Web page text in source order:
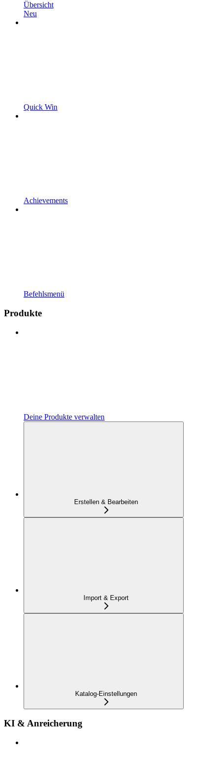
Übersicht
Neu
Quick Win
Achievements
Befehlsmenü
Produkte
Deine Produkte verwalten
Erstellen & Bearbeiten
Import & Export
Katalog-Einstellungen
KI & Anreicherung